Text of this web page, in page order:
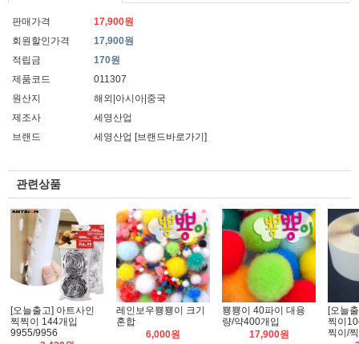
판매가격
17,900원
회원할인가격
17,900원
적립금
170원
제품코드
011307
원산지
해외|아시아|중국
제조사
세영산업
브랜드
세영산업 [브랜드바로가기]
관련상품
[오늘출고] 아트사인
찍찍이 144개입
9955/9956
레인보우뿅뿅이 크기
혼합
6,000원
뿅뿅이 40파이 대용
량/약400개입
17,900원
[오늘
찍이
찍이/